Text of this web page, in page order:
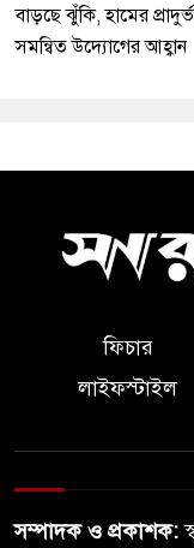
বাড়ছে ঝুঁকি, হামের
সমন্বিত উদ্যোগের আহ্বান
ফিচার
লাইফস্টাইল
সম্পাদক ও প্রকাশক: